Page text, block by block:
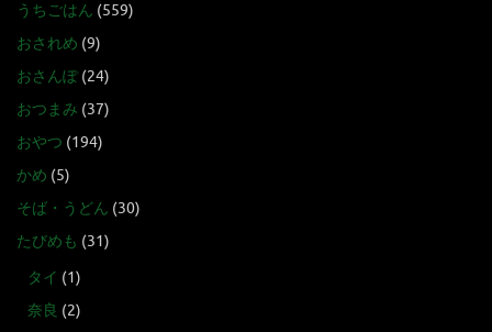
うちごはん (559)
おされめ (9)
おさんぽ(24)
おつまみ (37)
おやつ (194)
かめ (5)
そば・うどん (30)
たびめも (31)
タイ (1)
奈良 (2)